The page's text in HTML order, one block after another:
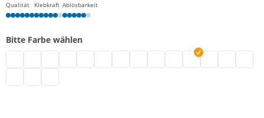
Qualität Klebkraft Ablösbarkeit
Bitte Farbe wählen
Pro Gaff Tape Schwarzlicht Klebeband | fluoreszierend gelb
Klebeband fluoreszierend pink
Pro Gaff Tape | fluoreszierend
Pro Gaff Tape | blau
Pro Gaff Tape |
Pro Gaff Tape | rot
Pro Gaff Tape |